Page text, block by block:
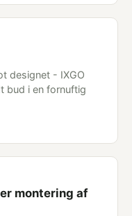
designet - IXGO
bud i en fornuftig
montering af